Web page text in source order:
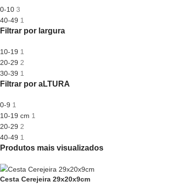
0-10 3
40-49 1
Filtrar por largura
10-19 1
20-29 2
30-39 1
Filtrar por aLTURA
0-9 1
10-19 cm 1
20-29 2
40-49 1
Produtos mais visualizados
Cesta Cerejeira 29x20x9cm